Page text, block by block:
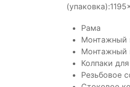
Рама
Монтажный
Монтажный
Колпаки
Резьбовое